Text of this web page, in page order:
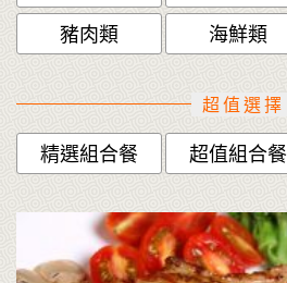
豬肉類
海鮮類
超值選擇
精選組合餐 超值組合餐